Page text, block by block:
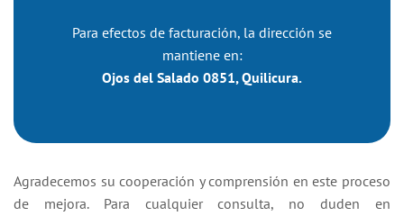
Para efectos de facturación, la dirección se
mantiene en:
Ojos del Salado 0851, Quilicura.
Agradecemos su cooperación y comprensión en este proceso
de mejora. Para cualquier consulta, no duden en